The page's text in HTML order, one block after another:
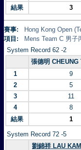
結果
3
賽事:
Hong Kong Open
項目:
Mens Team C 男子
System Record 62 -2
張德明 CHEUNG
1
9
2
5
3
11
4
8
結果
1
System Record 72 -5
劉錦祥 LAU